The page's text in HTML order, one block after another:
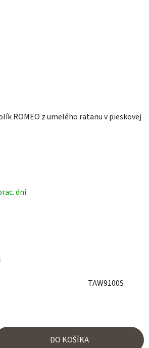
ROMEO z umelého ratanu v pieskovej
dní
TAW9100S
DO KOŠÍKA